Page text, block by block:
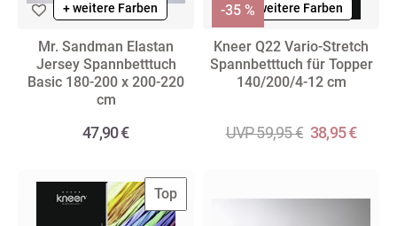
+ weitere Farben
Mr. Sandman Elastan
Jersey Spannbetttuch
Basic 180-200 x 200-220
cm
47,90 €
+ weitere Farben
Kneer Q22 Vario-Stretch
Spannbetttuch für Topper
140/200/4-12 cm
UVP 59,95 € 38,95 €
-35 %
Top